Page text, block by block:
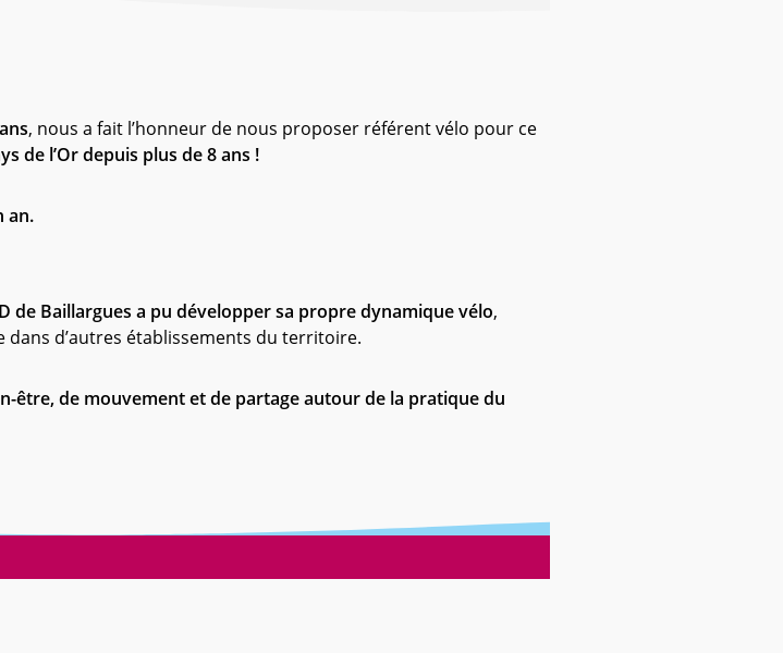
, nous a fait l’honneur de nous proposer référent vélo pour ce
de l’Or depuis plus de 8 ans !
an.
de Baillargues a pu développer sa propre dynamique vélo,
d’autres établissements du territoire.
être, de mouvement et de partage autour de la pratique du